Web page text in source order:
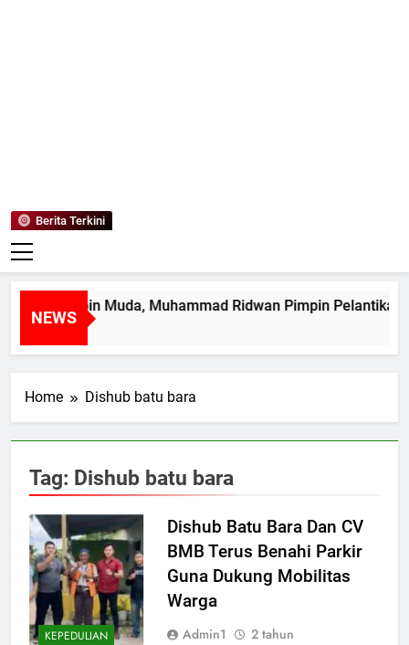
Berita Terkini
NEWS
Pemimpin Muda, Muhammad Ridwan Pimpin Pelantikan
Ago
Home Dishub batu bara
Tag: Dishub batu bara
KEPEDULIAN
Dishub Batu Bara Dan CV
BMB Terus Benahi Parkir
Guna Dukung Mobilitas
Warga
Admin1
2 tahun